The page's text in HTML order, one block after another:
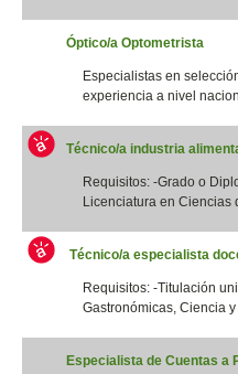
Óptico/a Optometrista
Especialistas en
experiencia a nivel
Técnico/a industria
Requisitos: -Grado o
Licenciatura en Ciencias
Técnico/a especialista
Requisitos: -Titulación
Gastronómicas, Ciencia
Especialista de Cuentas a